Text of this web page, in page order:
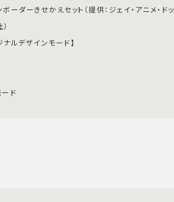
ボーダーきせかえセット（提供：ジェイ・アニメ・ドッ
ナルデザインモード】
ード